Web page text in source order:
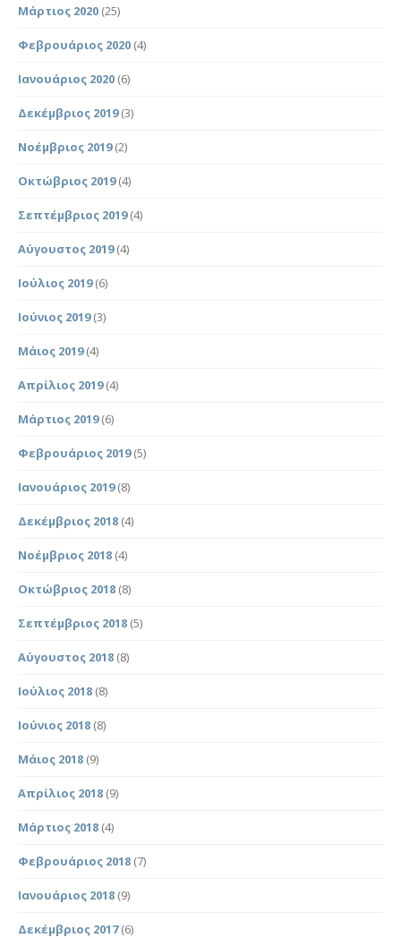
Μάρτιος 2020 (25)
Φεβρουάριος 2020 (4)
Ιανουάριος 2020 (6)
Δεκέμβριος 2019(3)
Νοέμβριος 2019(2)
Οκτώβριος 2019(4)
Σεπτέμβριος 2019(4)
Αύγουστος 2019(4)
Ιούλιος 2019(6)
Ιούνιος 2019(3)
Μάιος 2019(4)
Απρίλιος 2019(4)
Μάρτιος 2019(6)
Φεβρουάριος 2019(5)
Ιανουάριος 2019(8)
Δεκέμβριος 2018 (4)
Νοέμβριος 2018 (4)
Οκτώβριος 2018 (8)
Σεπτέμβριος 2018 (5)
Αύγουστος 2018 (8)
Ιούλιος 2018 (8)
Ιούνιος 2018 (8)
Μάιος 2018 (9)
Απρίλιος 2018 (9)
Μάρτιος 2018 (4)
Φεβρουάριος 2018 (7)
Ιανουάριος 2018 (9)
Δεκέμβριος 2017(6)